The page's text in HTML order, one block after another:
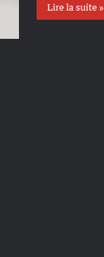
Lire la suite »